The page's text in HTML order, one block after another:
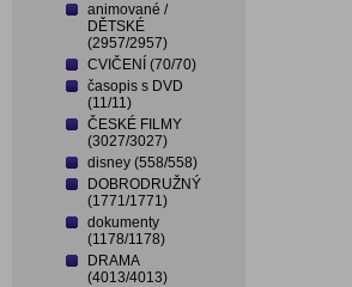
animované /
DĚTSKÉ
(2957/2957)
CVIČENÍ (70/70)
časopis s DVD
(11/11)
ČESKÉ FILMY
(3027/3027)
disney (558/558)
DOBRODRUŽNÝ
(1771/1771)
dokumenty
(1178/1178)
DRAMA
(4013/4013)